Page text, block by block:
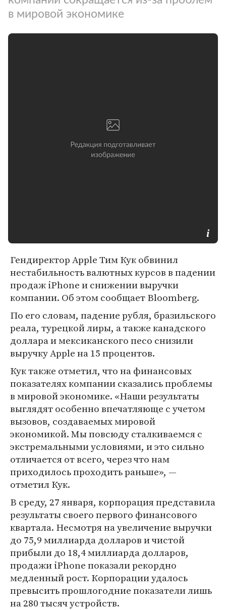
в мировой экономике
Гендиректор Apple Тим Кук обвинил
нестабильность валютных курсов в падении
продаж iPhone и снижении выручки
компании. Об этом сообщает Bloomberg.
По его словам, падение рубля, бразильского
реала, турецкой лиры, а также канадского
доллара и мексиканского песо снизили
выручку Apple на 15 процентов.
Кук также отметил, что на финансовых
показателях компании сказались проблемы
в мировой экономике. «Наши результаты
выглядят особенно впечатляюще с учетом
вызовов, создаваемых мировой
экономикой. Мы повсюду сталкиваемся с
экстремальными условиями, и это сильно
отличается от всего, через что нам
приходилось проходить раньше», —
отметил Кук.
В среду, 27 января, корпорация представила
результаты своего первого финансового
квартала. Несмотря на увеличение выручки
до 75,9 миллиарда долларов и чистой
прибыли до 18,4 миллиарда долларов,
продажи iPhone показали рекордно
медленный рост. Корпорации удалось
превысить прошлогодние показатели лишь
на 280 тысяч устройств.